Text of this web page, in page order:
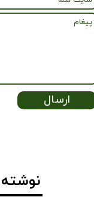
ارسال